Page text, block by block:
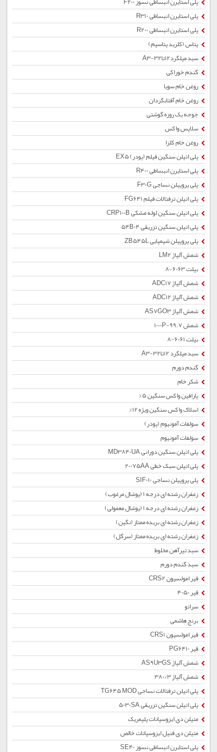
پلی استایرن انبساطی R310
پلی استایرن انبساطی R200
پتاس (کلرید پتاسیم)
سبد میلگرد12تا32-A3
گندم خوراکی
روغن خام سویا
روغن خام آفتابگردان
جوجه یک روزه گوشتی
سلاپس واکس
روغن خام کلزا
پلی اتیلن سنگین فیلم (پودر) EX5
پلی استایرن انبساطی R400
پلی پروپیلن نساجی F30G
پلی اتیلن ترفتالات فیلم FG641
پلی اتیلن سنگین لوله مشکی CRP100B
پلی اتیلن سنگین تزریقی 54B04
پلی پروپیلن شیمیایی ZB545L
شمش آلیاژ LM2
بیلت 6063-8
شمش آلیاژ ADC17
شمش آلیاژ ADC12
شمش آلیاژ AS7GO3
شمش 1000P-99.7
بیلت 6061-8
سبد میلگرد 12تا32-A3
گندم دورم
شکر خام
پارافین واکس سنگین 5%
اسلاک واکس سنگین ویژه 12%
سولفات آمونیوم (پودر)
سولفات آمونیوم
پلی اتیلن سنگین دورانی MD3840UA
پلی اتیلن سبک خطی 20075AA
پلی پروپیلن نساجی SIF010
زعفران رشته ای درجه 1 (پوشال مرغوب)
زعفران رشته ای درجه 1 (پوشال معمولی)
زعفران رشته ای بریده ممتاز (نگین)
زعفران رشته ای بریده ممتاز (سرگل)
سبد تیرآهن مخلوط
سبد گندم دورم
قیر امولسیون CRS2
قیر 4050
سراتو
برنج هاشمی
قیر امولسیون CRS1
قیر PG6410
شمش آلیاژ AS9U3GS
شمش آلیاژ 380/3
پلی اتیلن ترفتالات نساجی TG645 MOD
پلی اتیلن سنگین تزریقی 5030SA
متیلن دی ایزوسیانات پلیمریک
متیلن دی فنیل ایزوسیانات خالص
پلی استایرن انبساطی نسوز SE40